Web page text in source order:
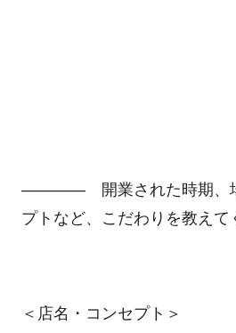
―――― 開業された時期、場
プトなど、こだわりを教えて
＜店名・コンセプト＞